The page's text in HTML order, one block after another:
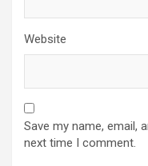
Website
Save my name, email,
next time I comment.